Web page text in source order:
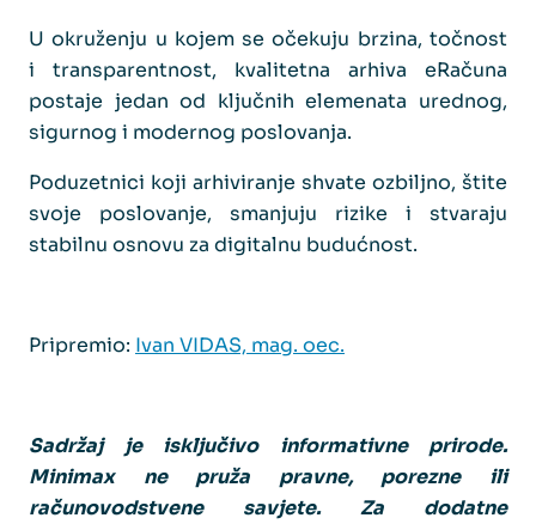
U okruženju u kojem se očekuju brzina, točnost
i transparentnost, kvalitetna arhiva eRačuna
postaje jedan od ključnih elemenata urednog,
sigurnog i modernog poslovanja.
Poduzetnici koji arhiviranje shvate ozbiljno, štite
svoje poslovanje, smanjuju rizike i stvaraju
stabilnu osnovu za digitalnu budućnost.
Pripremio: Ivan VIDAS, mag. oec.
Sadržaj je isključivo informativne prirode.
Minimax ne pruža pravne, porezne ili
računovodstvene savjete. Za dodatne